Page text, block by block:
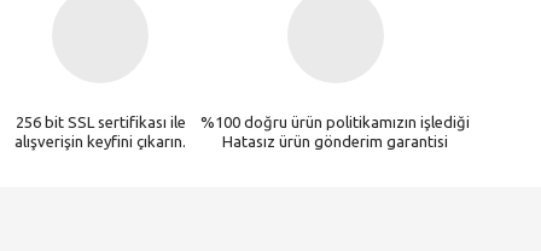
256 bit SSL sertifikası ile
alışverişin keyfini çıkarın.
%100 doğru ürün politikamızın işlediği
Hatasız ürün gönderim garantisi